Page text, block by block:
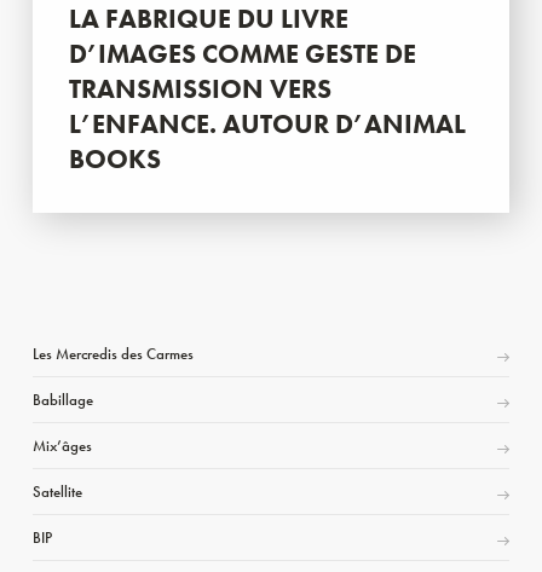
LA FABRIQUE DU LIVRE
D’IMAGES COMME GESTE DE
TRANSMISSION VERS
L’ENFANCE. AUTOUR D’ANIMAL
BOOKS
Les Mercredis des Carmes
Babillage
Mix’âges
Satellite
BIP